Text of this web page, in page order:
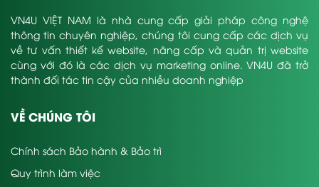
VN4U VIỆT NAM là nhà cung cấp giải pháp công nghệ
thông tin chuyên nghiệp, chúng tôi cung cấp các dịch vụ
về tư vấn thiết kế website, nâng cấp và quản trị website
cùng với đó là các dịch vụ marketing online. VN4U đã trở
thành đối tác tin cậy của nhiều doanh nghiệp
VỀ CHÚNG TÔI
Chính sách Bảo hành & Bảo trì
Quy trình làm việc